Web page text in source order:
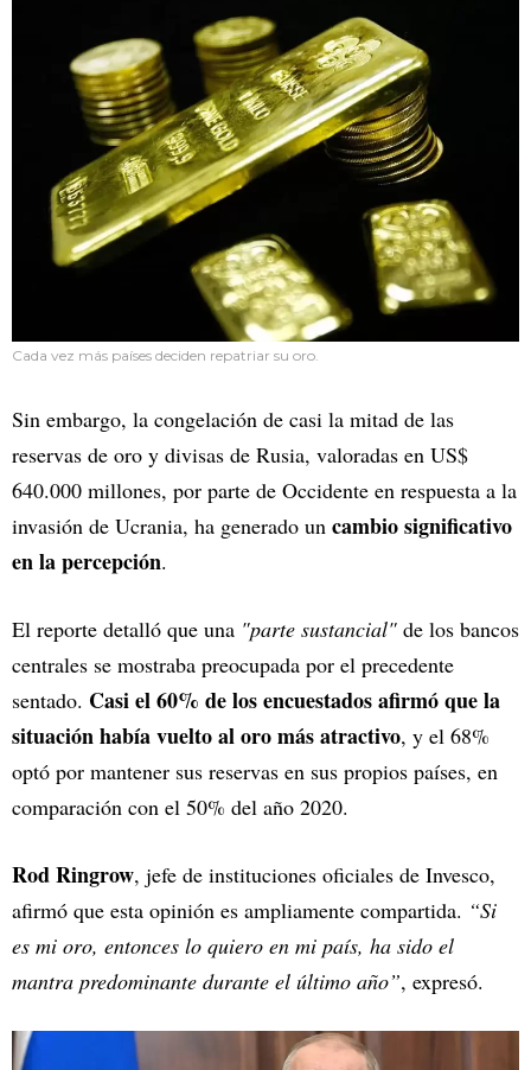
Cada vez más países deciden repatriar su oro.
Sin embargo, la congelación de casi la mitad de las
reservas de oro y divisas de Rusia, valoradas en US$
640.000 millones, por parte de Occidente en respuesta a la
invasión de Ucrania, ha generado un cambio significativo
en la percepción.
El reporte detalló que una "parte sustancial" de los bancos
centrales se mostraba preocupada por el precedente
sentado. Casi el 60% de los encuestados afirmó que la
situación había vuelto al oro más atractivo, y el 68%
optó por mantener sus reservas en sus propios países, en
comparación con el 50% del año 2020.
Rod Ringrow, jefe de instituciones oficiales de Invesco,
afirmó que esta opinión es ampliamente compartida. “Si
es mi oro, entonces lo quiero en mi país, ha sido el
mantra predominante durante el último año”, expresó.